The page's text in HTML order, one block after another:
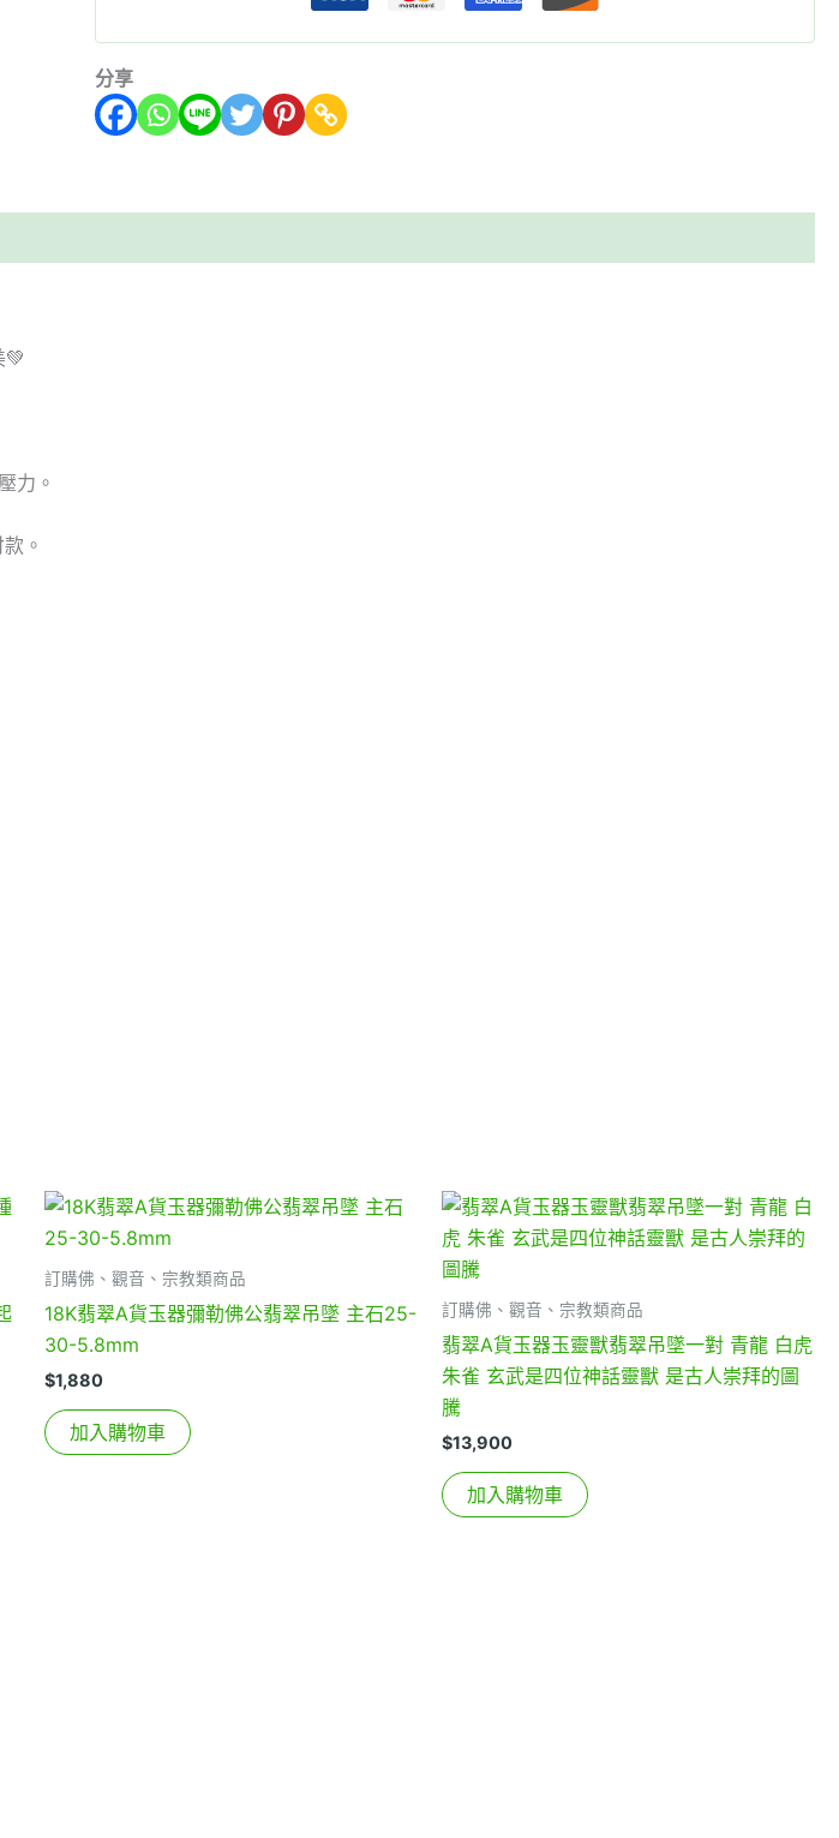
分享
💚
力。
。
訂購佛、觀音、宗教類商品
18K翡翠A貨玉器彌勒佛公翡翠吊墜 主石25-
30-5.8mm
$1,880
加入購物車
訂購佛、觀音、宗教類商品
翡翠A貨玉器玉靈獸翡翠吊墜一對 青龍 白虎
朱雀 玄武是四位神話靈獸 是古人崇拜的圖
騰
$13,900
加入購物車